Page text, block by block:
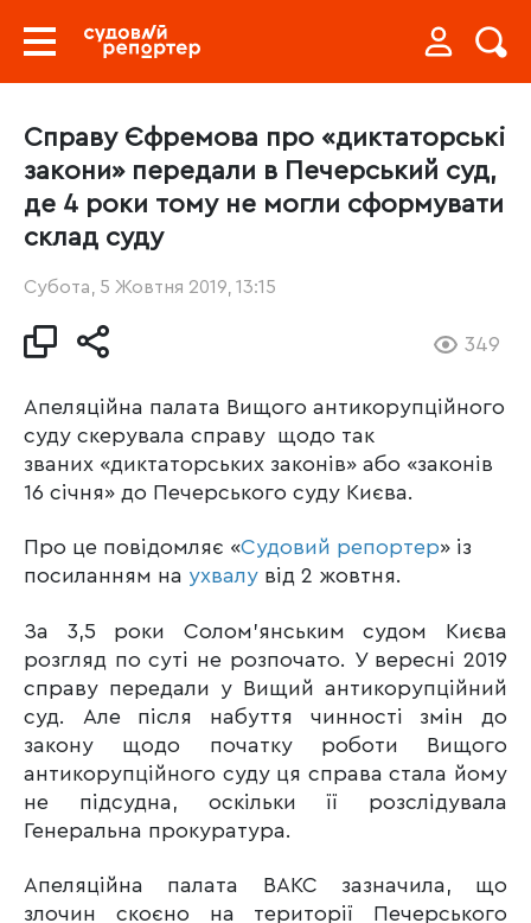
Справу Єфремова про «диктаторські
закони» передали в Печерський суд,
де 4 роки тому не могли сформувати
склад суду
Субота, 5 Жовтня 2019, 13:15
349
Апеляційна палата Вищого антикорупційного
суду скерувала справу щодо так
званих «диктаторських законів» або «законів
16 січня» до Печерського суду Києва.
Про це повідомляє «Судовий репортер» із
посиланням на ухвалу від 2 жовтня.
За 3,5 роки Солом’янським судом Києва
розгляд по суті не розпочато. У вересні 2019
справу передали у Вищий антикорупційний
суд. Але після набуття чинності змін до
закону щодо початку роботи Вищого
антикорупційного суду ця справа стала йому
не підсудна, оскільки її розслідувала
Генеральна прокуратура.
Апеляційна палата ВАКС зазначила, що
злочин скоєно на території Печерського